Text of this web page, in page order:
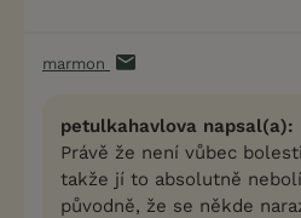
marmon
petulkahavlova napsal(a):
Právě že není vůbec
takže jí to absolutně
původně, že se někde